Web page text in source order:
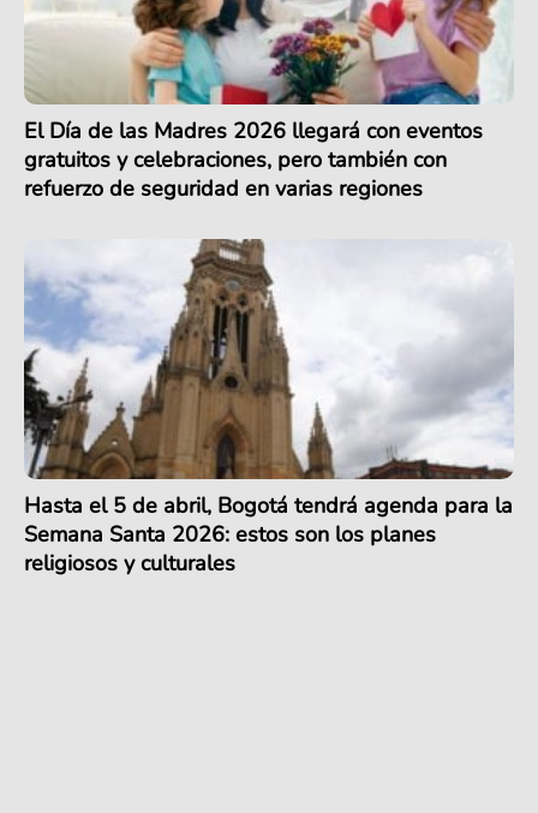
El Día de las Madres 2026 llegará con eventos
gratuitos y celebraciones, pero también con
refuerzo de seguridad en varias regiones
Hasta el 5 de abril, Bogotá tendrá agenda para la
Semana Santa 2026: estos son los planes
religiosos y culturales